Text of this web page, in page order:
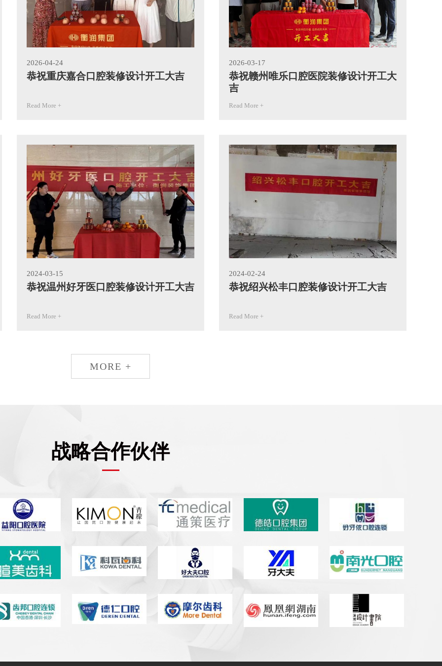
2026-04-24
恭祝重庆嘉合口腔装修设计开工大吉
Read More +
2026-03-17
恭祝赣州唯乐口腔医院装修设计开工大
吉
Read More +
2024-03-15
恭祝温州好牙医口腔装修设计开工大吉
Read More +
2024-02-24
恭祝绍兴松丰口腔装修设计开工大吉
Read More +
MORE +
战略合作伙伴